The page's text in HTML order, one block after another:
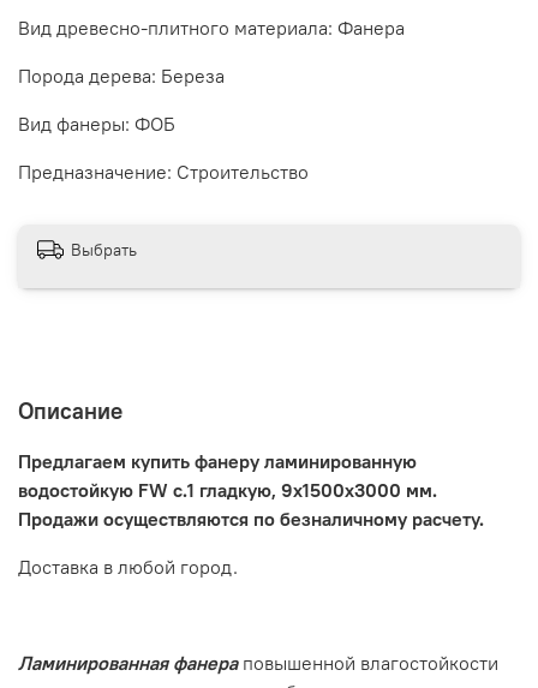
Вид древесно-плитного материала: Фанера
Порода дерева: Береза
Вид фанеры: ФОБ
Предназначение: Строительство
Выбрать
Описание
Предлагаем купить фанеру ламинированную
водостойкую FW с.1 гладкую, 9х1500х3000 мм.
Продажи осуществляются по безналичному расчету.
Доставка в любой город.
Ламинированная фанераповышенной влагостойкости